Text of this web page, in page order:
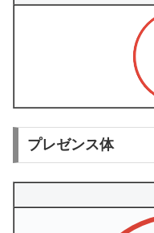
プレゼンス体